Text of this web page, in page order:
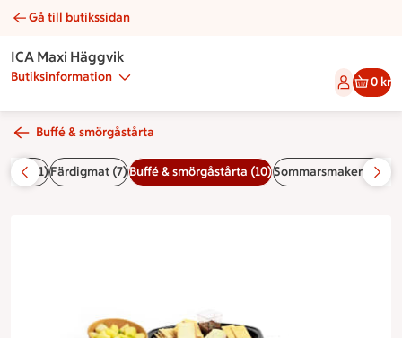
Buffé nr 9 | Catering ICA Maxi Häggvik
Gå till butikssidan
ICA Maxi Häggvik
Butiksinformation 0 kr
Buffé & smörgåstårta
(11)Färdigmat (7)Buffé & smörgåstårta (10)Sommarsmaker (10)